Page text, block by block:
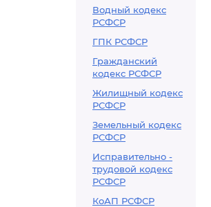
Водный кодекс
РСФСР
ГПК РСФСР
Гражданский
кодекс РСФСР
Жилищный кодекс
РСФСР
Земельный кодекс
РСФСР
Исправительно -
трудовой кодекс
РСФСР
КоАП РСФСР